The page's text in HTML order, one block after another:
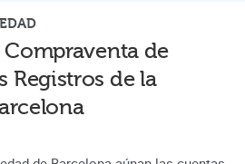
de
Registros de la